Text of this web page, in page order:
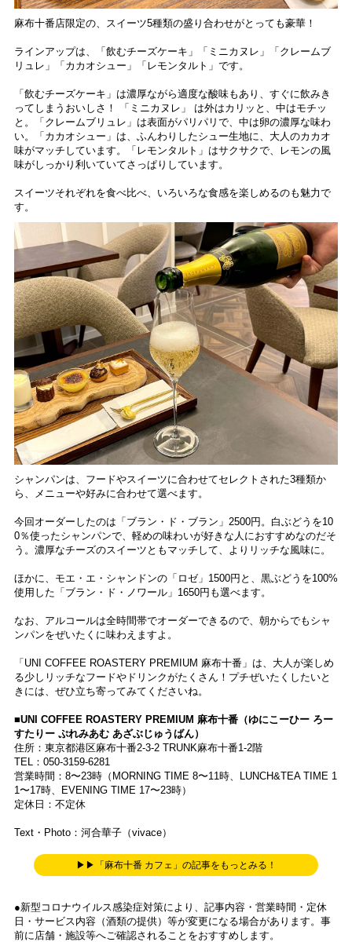
⿇布⼗番店限定の、スイーツ5種類の盛り合わせがとっても豪華！
ラインアップは、「飲むチーズケーキ」「ミニカヌレ」「クレームブ
リュレ」「カカオシュー」「レモンタルト」です。
「飲むチーズケーキ」は濃厚ながら適度な酸味もあり、すぐに飲みき
ってしまうおいしさ！ 「ミニカヌレ」 は外はカリッと、中はモチッ
と。「クレームブリュレ」は表面がパリパリで、中は卵の濃厚な味わ
い。「カカオシュー」は、ふんわりしたシュー生地に、大人のカカオ
味がマッチしています。「レモンタルト」はサクサクで、レモンの風
味がしっかり利いていてさっぱりしています。
スイーツそれぞれを食べ比べ、いろいろな食感を楽しめるのも魅力で
す。
シャンパンは、フードやスイーツに合わせてセレクトされた3種類か
ら、メニューや好みに合わせて選べます。
今回オーダーしたのは「ブラン・ド・ブラン」2500円。白ぶどうを10
0％使ったシャンパンで、軽めの味わいが好きな人におすすめなのだそ
う。濃厚なチーズのスイーツともマッチして、よりリッチな風味に。
ほかに、モエ・エ・シャンドンの「ロゼ」1500円と、黒ぶどうを100%
使用した「ブラン・ド・ノワール」1650円も選べます。
なお、アルコールは全時間帯でオーダーできるので、朝からでもシャ
ンパンをぜいたくに味わえますよ。
「UNI COFFEE ROASTERY PREMIUM 麻布十番」は、大人が楽しめ
る少しリッチなフードやドリンクがたくさん！プチぜいたくしたいと
きには、ぜひ立ち寄ってみてくださいね。
■UNI COFFEE ROASTERY PREMIUM ⿇布⼗番（ゆにこーひー ろー
すたりー ぷれみあむ あざぶじゅうばん）
住所：東京都港区⿇布⼗番2-3-2 TRUNK⿇布⼗番1-2階
TEL：050-3159-6281
営業時間：8〜23時（MORNING TIME 8〜11時、LUNCH&TEA TIME 1
1〜17時、EVENING TIME 17〜23時）
定休日：不定休
Text・Photo：河合華子（vivace）
▶▶「麻布十番 カフェ」の記事をもっとみる！
●新型コロナウイルス感染症対策により、記事内容・営業時間・定休
日・サービス内容（酒類の提供）等が変更になる場合があります。事
前に店舗・施設等へご確認されることをおすすめします。